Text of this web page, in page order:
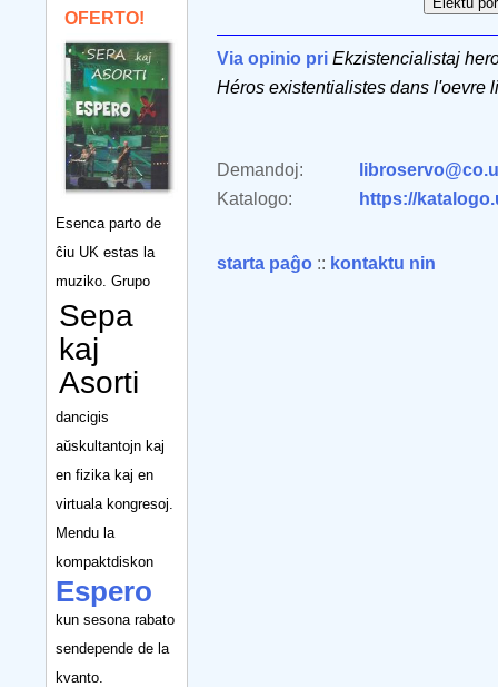
OFERTO!
Esenca parto de
ĉiu UK estas la
muziko. Grupo
Sepa
kaj
Asorti
dancigis
aŭskultantojn kaj
en fizika kaj en
virtuala kongresoj.
Mendu la
kompaktdiskon
Espero
kun sesona rabato
sendepende de la
kvanto.
Via opinio pri Ekzistencialistaj
Héros existentialistes dans l'oevre
Demandoj:
Katalogo:
https://
starta paĝo :: kontaktu nin